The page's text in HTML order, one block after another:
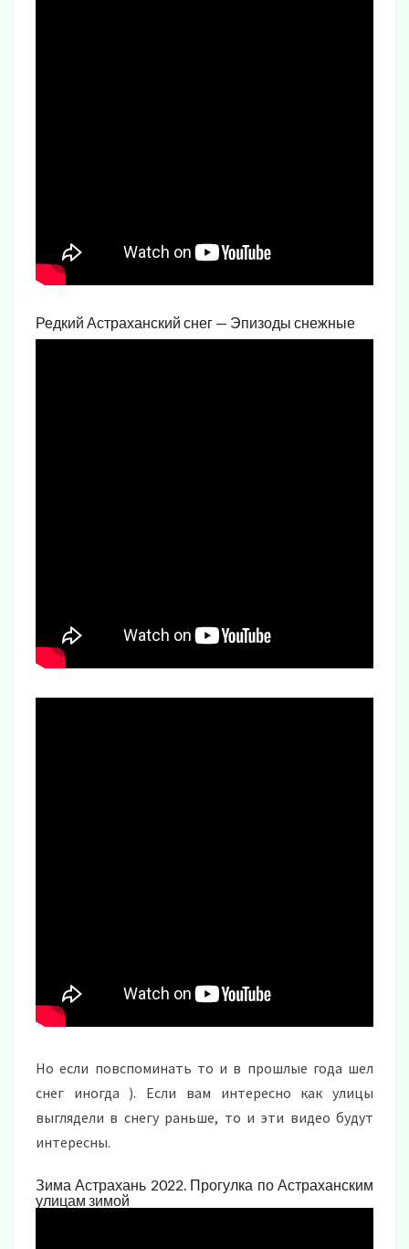
Редкий Астраханский снег — Эпизоды снежные
Но если повспоминать то и в прошлые года шел
снег иногда ). Если вам интересно как улицы
выглядели в снегу раньше, то и эти видео будут
интересны.
Зима Астрахань 2022. Прогулка по Астраханским
улицам зимой